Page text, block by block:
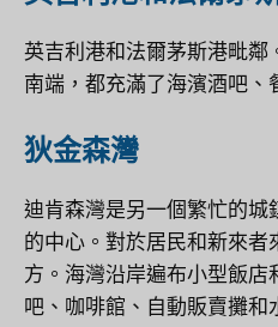
英吉利港和法爾茅斯港毗鄰
南端，都充滿了海濱酒吧、
狄金森灣
迪肯森灣是另一個繁忙的
的中心。對於居民和新來
方。海灣沿岸遍布小型飯店
吧、咖啡館、自動販賣攤和